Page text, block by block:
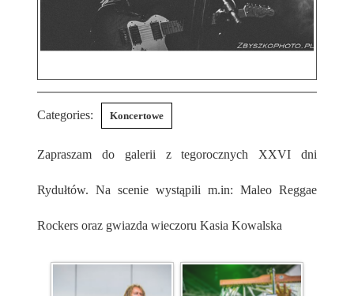
Categories: Koncertowe
Zapraszam do galerii z tegorocznych XXVI dni
Rydułtów. Na scenie wystąpili m.in: Maleo Reggae
Rockers oraz gwiazda wieczoru Kasia Kowalska